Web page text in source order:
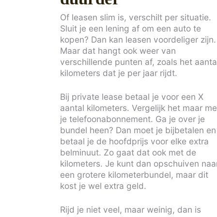
Of leasen slim is, verschilt per situatie.
Sluit je een lening af om een auto te
kopen? Dan kan leasen voordeliger zijn.
Maar dat hangt ook weer van
verschillende punten af, zoals het
kilometers dat je per jaar rijdt.
Bij private lease betaal je voor een X
aantal kilometers. Vergelijk het maar
je telefoonabonnement. Ga je over je
bundel heen? Dan moet je bijbetalen en
betaal je de hoofdprijs voor elke extra
belminuut. Zo gaat dat ook met de
kilometers. Je kunt dan opschuiven
een grotere kilometerbundel, maar dit
kost je wel extra geld.
Rijd je niet veel, maar weinig, dan is